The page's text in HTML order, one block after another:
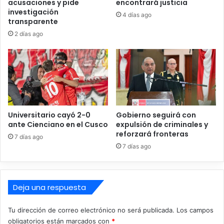
a
j
e
a
a
s
m
a
d
r
e
s
p
u
a
s
e
p
o
s
e
L
a
V
i
c
t
o
r
i
acusaciones y pide
investigación
transparente
2 días ago
encontrará justicia
4 días ago
Universitario cayó 2-0
ante Cienciano en el Cusco
7 días ago
Gobierno seguirá con
expulsión de criminales y
reforzará fronteras
7 días ago
Deja una respuesta
Tu dirección de correo electrónico no será publicada. Los campos
obligatorios están marcados con *